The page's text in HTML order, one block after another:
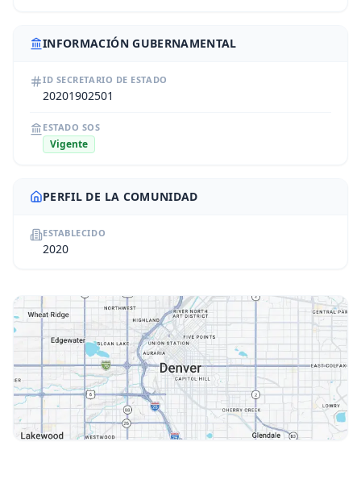
INFORMACIÓN GUBERNAMENTAL
ID SECRETARIO DE ESTADO
20201902501
ESTADO SOS
Vigente
PERFIL DE LA COMUNIDAD
ESTABLECIDO
2020